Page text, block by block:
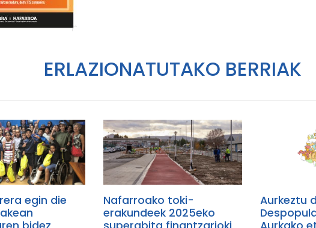
ERLAZIONATUTAKO BERRIAK
egin die
Nafarroako toki-
erakundeek 2025eko
Aurkeztu